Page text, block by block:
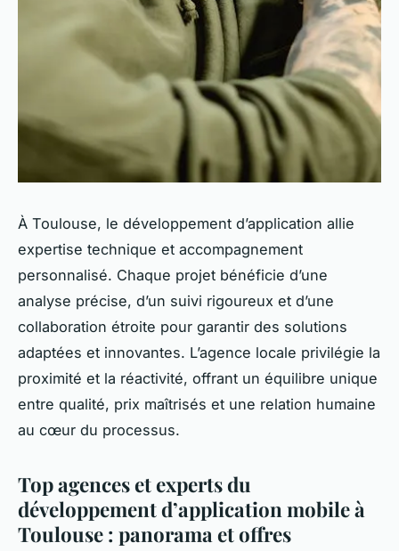
À Toulouse, le développement d’application allie
expertise technique et accompagnement
personnalisé. Chaque projet bénéficie d’une
analyse précise, d’un suivi rigoureux et d’une
collaboration étroite pour garantir des solutions
adaptées et innovantes. L’agence locale privilégie la
proximité et la réactivité, offrant un équilibre unique
entre qualité, prix maîtrisés et une relation humaine
au cœur du processus.
Top agences et experts du
développement d’application mobile à
Toulouse : panorama et offres